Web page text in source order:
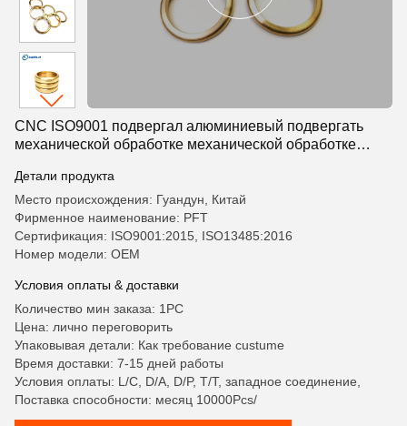
CNC ISO9001 подвергал алюминиевый подвергать
механической обработке механической обработке
Детали продукта
Место происхождения: Гуандун, Китай
Фирменное наименование: PFT
Сертификация: ISO9001:2015, ISO13485:2016
Номер модели: OEM
Условия оплаты & доставки
Количество мин заказа: 1PC
Цена: лично переговорить
Упаковывая детали: Как требование custume
Время доставки: 7-15 дней работы
Условия оплаты: L/C, D/A, D/P, T/T, западное соединение,
Поставка способности: месяц 10000Pcs/